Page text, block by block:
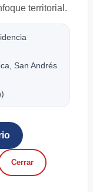
territorial.
San Andrés
Cerrar